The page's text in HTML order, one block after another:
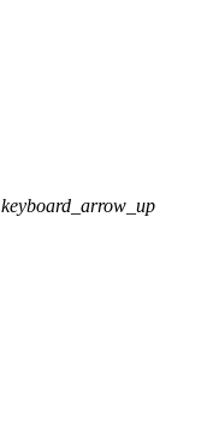
keyboard_arrow_up